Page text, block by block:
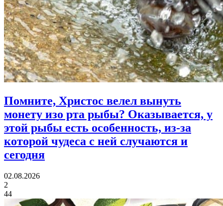
Помните, Христос велел вынуть
монету изо рта рыбы? Оказывается, у
этой рыбы есть особенность, из-за
которой чудеса с ней случаются и
сегодня
02.08.2026
2
44